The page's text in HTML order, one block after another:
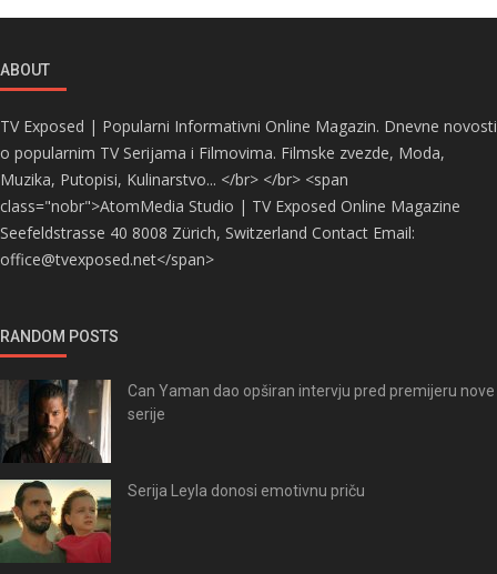
ABOUT
TV Exposed | Popularni Informativni Online Magazin. Dnevne novosti
o popularnim TV Serijama i Filmovima. Filmske zvezde, Moda,
Muzika, Putopisi, Kulinarstvo... </br> </br> <span
class="nobr">AtomMedia Studio | TV Exposed Online Magazine
Seefeldstrasse 40 8008 Zürich, Switzerland Contact Email:
office@tvexposed.net</span>
RANDOM POSTS
Can Yaman dao opširan intervju pred premijeru nove
serije
Serija Leyla donosi emotivnu priču